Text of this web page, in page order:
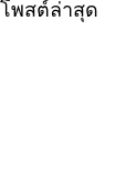
โพสต์ล่าสุด